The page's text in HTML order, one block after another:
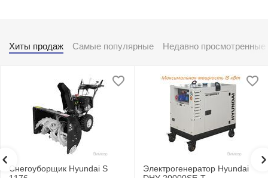
Хиты продаж Самые популярные Недавно просмотренные
Снегоуборщик Hyundai S
Электрогенератор Hyundai